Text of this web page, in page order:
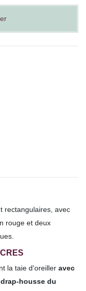
rectangulaires, avec
rouge et deux
la taie d'oreiller avec
housse du